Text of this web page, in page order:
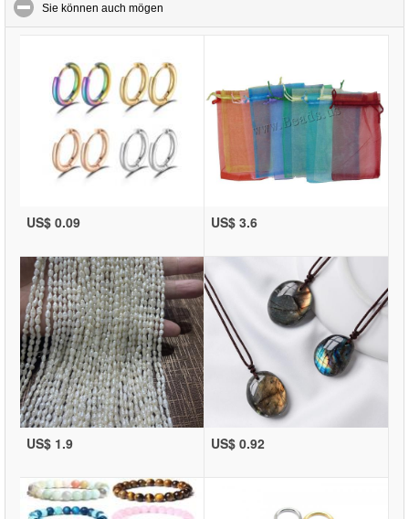
Sie können auch mögen
US$ 0.09 US$ 3.6
US$ 1.9 US$ 0.92